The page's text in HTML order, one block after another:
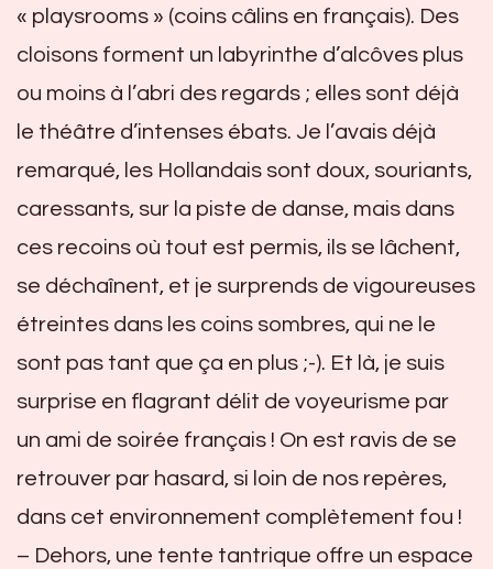
« playsrooms » (coins câlins en français). Des
cloisons forment un labyrinthe d’alcôves plus
ou moins à l’abri des regards ; elles sont déjà
le théâtre d’intenses ébats. Je l’avais déjà
remarqué, les Hollandais sont doux, souriants,
caressants, sur la piste de danse, mais dans
ces recoins où tout est permis, ils se lâchent,
se déchaînent, et je surprends de vigoureuses
étreintes dans les coins sombres, qui ne le
sont pas tant que ça en plus ;-). Et là, je suis
surprise en flagrant délit de voyeurisme par
un ami de soirée français ! On est ravis de se
retrouver par hasard, si loin de nos repères,
dans cet environnement complètement fou !
– Dehors, une tente tantrique offre un espace